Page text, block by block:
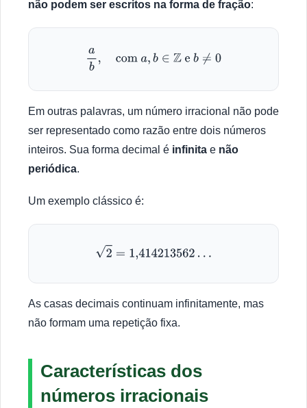
não podem ser escritos na forma de fração:
b,coma b∈Z e b≠0
Em outras palavras, um número irracional não pode
ser representado como razão entre dois números
inteiros. Sua forma decimal é infinita e não
periódica.
Um exemplo clássico é:
2= 1,414213562…
As casas decimais continuam infinitamente, mas
não formam uma repetição fixa.
Características dos
números irracionais